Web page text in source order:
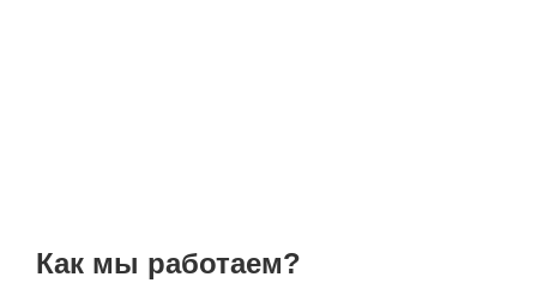
Как мы работаем?